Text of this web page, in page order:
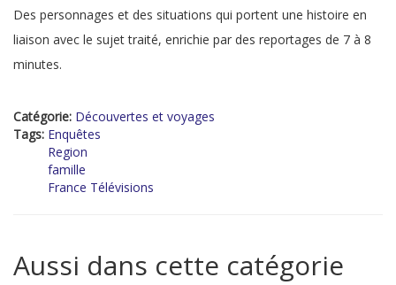
Des personnages et des situations qui portent une histoire en
liaison avec le sujet traité, enrichie par des reportages de 7 à 8
minutes.
Catégorie: Découvertes et voyages
Tags: Enquêtes
Region
famille
France Télévisions
Aussi dans cette catégorie